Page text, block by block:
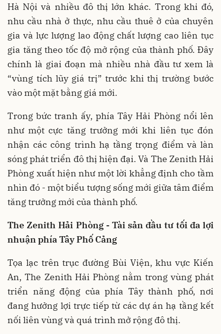
Hà Nội và nhiều đô thị lớn khác. Trong khi đó,
nhu cầu nhà ở thực, nhu cầu thuê ở của chuyên
gia và lực lượng lao động chất lượng cao liên tục
gia tăng theo tốc độ mở rộng của thành phố. Đây
chính là giai đoạn mà nhiều nhà đầu tư xem là
“vùng tích lũy giá trị” trước khi thị trường bước
vào một mặt bằng giá mới.
Trong bức tranh ấy, phía Tây Hải Phòng nổi lên
như một cực tăng trưởng mới khi liên tục đón
nhận các công trình hạ tầng trọng điểm và làn
sóng phát triển đô thị hiện đại. Và The Zenith Hải
Phòng xuất hiện như một lời khẳng định cho tầm
nhìn đó - một biểu tượng sống mới giữa tâm điểm
tăng trưởng mới của thành phố.
The Zenith Hải Phòng - Tài sản đầu tư tối đa lợi
nhuận phía Tây Phố Cảng
Tọa lạc trên trục đường Bùi Viện, khu vực Kiến
An, The Zenith Hải Phòng nằm trong vùng phát
triển năng động của phía Tây thành phố, nơi
đang hưởng lợi trực tiếp từ các dự án hạ tầng kết
nối liên vùng và quá trình mở rộng đô thị.